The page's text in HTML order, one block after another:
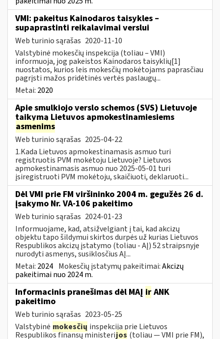
VMI: pakeitus Kainodaros taisykles –
supaprastinti reikalavimai verslui
Web turinio sąrašas 2020-11-10
Valstybinė mokesčių inspekcija (toliau – VMI)
informuoja, jog pakeistos Kainodaros taisyklių[1]
nuostatos, kurios leis mokesčių mokėtojams paprasčiau
pagrįsti mažos pridėtinės vertės paslaugų...
Metai: 2020
Apie smulkiojo verslo schemos (SVS) Lietuvoje
taikymą Lietuvos apmokestinamiesiems
asmenims
Web turinio sąrašas 2025-04-22
1.Kada Lietuvos apmokestinamasis asmuo turi
registruotis PVM mokėtoju Lietuvoje? Lietuvos
apmokestinamasis asmuo nuo 2025-05-01 turi
įsiregistruoti PVM mokėtoju, skaičiuoti, deklaruoti...
Dėl VMI prie FM viršininko 2004 m. gegužės 26 d.
įsakymo Nr. VA-106 pakeitimo
Web turinio sąrašas 2024-01-23
Informuojame, kad, atsižvelgiant į tai, kad akcizų
objektu tapo šildymui skirtos durpės už kurias Lietuvos
Respublikos akcizų įstatymo (toliau - AĮ) 52 straipsnyje
nurodyti asmenys, susiklosčius AĮ...
Metai: 2024 Mokesčių įstatymų pakeitimai:Akcizų
pakeitimai nuo 2024 m.
Informacinis pranešimas dėl MAĮ ir ANK
pakeitimo
Web turinio sąrašas 2023-05-25
Valstybinė mokesčių inspekcija prie Lietuvos
Respublikos finansų ministerijos (toliau — VMI prie FM),